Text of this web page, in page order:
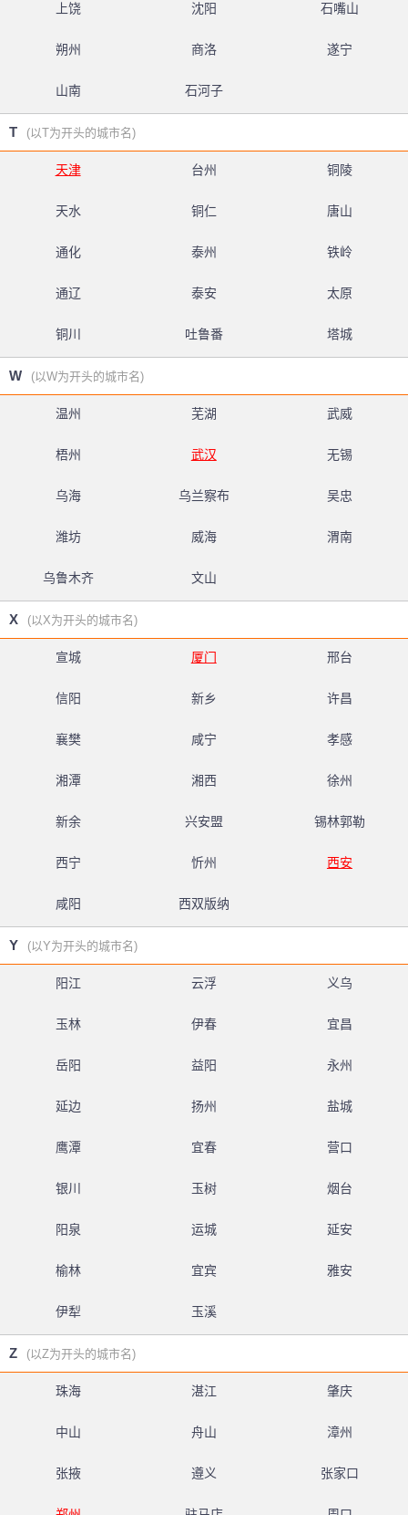
上饶 沈阳 石嘴山
朔州 商洛 遂宁
山南 石河子
T (以T为开头的城市名)
天津 台州 铜陵
天水 铜仁 唐山
通化 泰州 铁岭
通辽 泰安 太原
铜川 吐鲁番 塔城
W (以W为开头的城市名)
温州 芜湖 武威
梧州 武汉 无锡
乌海 乌兰察布 吴忠
潍坊 威海 渭南
乌鲁木齐 文山
X (以X为开头的城市名)
宣城 厦门 邢台
信阳 新乡 许昌
襄樊 咸宁 孝感
湘潭 湘西 徐州
新余 兴安盟 锡林郭勒
西宁 忻州 西安
咸阳 西双版纳
Y (以Y为开头的城市名)
阳江 云浮 义乌
玉林 伊春 宜昌
岳阳 益阳 永州
延边 扬州 盐城
鹰潭 宜春 营口
银川 玉树 烟台
阳泉 运城 延安
榆林 宜宾 雅安
伊犁 玉溪
Z (以Z为开头的城市名)
珠海 湛江 肇庆
中山 舟山 漳州
张掖 遵义 张家口